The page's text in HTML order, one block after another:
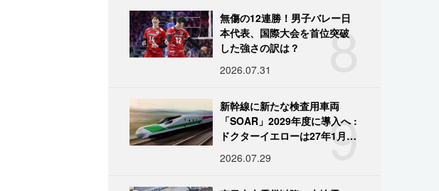
8
無傷の12連勝！男子バレー日
本代表、国際大会を首位突破
した強さの訳は？
2026.07.31
9
新幹線に新たな検査用車両
「SOAR」2029年度に導入へ :
ドクターイエローは27年1月に
2026.07.29